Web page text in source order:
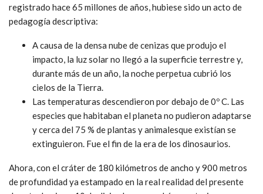
registrado hace 65 millones de años, hubiese sido un acto de
pedagogía descriptiva:
A causa de la densa nube de cenizas que produjo el
impacto, la luz solar no llegó a la superficie terrestre y,
durante más de un año, la noche perpetua cubrió los
cielos de la Tierra.
Las temperaturas descendieron por debajo de 0º C. Las
especies que habitaban el planeta no pudieron adaptarse
y cerca del 75 % de plantas y animalesque existían se
extinguieron. Fue el fin de la era de los dinosaurios.
Ahora, con el cráter de 180 kilómetros de ancho y 900 metros
de profundidad ya estampado en la real realidad del presente